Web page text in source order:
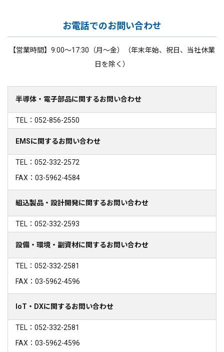
お電話でのお問い合わせ
【営業時間】9:00～17:30（月～金）（年末年始、祝日、当社休業
日を除く）
半導体・電子部品に関するお問い合わせ
TEL：052-856-2550
EMSに関するお問い合わせ
TEL：052-332-2572
FAX：03-5962-4584
組込製品・設計開発に関するお問い合わせ
TEL：052-332-2593
設備・環境・副資材に関するお問い合わせ
TEL：052-332-2581
FAX：03-5962-4596
IoT・DXに関するお問い合わせ
TEL：052-332-2581
FAX：03-5962-4596